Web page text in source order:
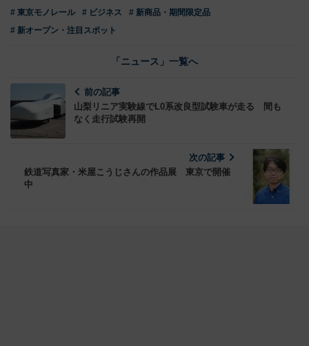
# 東京モノレール
# ビジネス
# 新商品・期間限定品
# 新オープン・注目スポット
「ニュース」一覧へ
前の記事
山梨リニア実験線でL0系改良型試験車が走る 間も
なく走行試験再開
次の記事
鉄道写真家・米屋こうじさんの作品展 東京で開催
中